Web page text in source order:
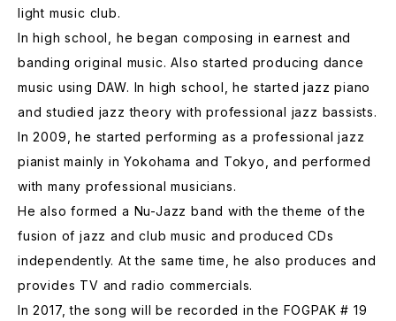
light music club.
In high school, he began composing in earnest and
banding original music. Also started producing dance
music using DAW. In high school, he started jazz piano
and studied jazz theory with professional jazz bassists.
In 2009, he started performing as a professional jazz
pianist mainly in Yokohama and Tokyo, and performed
with many professional musicians.
He also formed a Nu-Jazz band with the theme of the
fusion of jazz and club music and produced CDs
independently. At the same time, he also produces and
provides TV and radio commercials.
In 2017, the song will be recorded in the FOGPAK # 19